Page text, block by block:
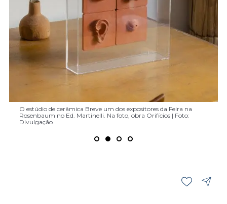
O estúdio Arado um dos expositores da Feira na Rosenbaum no Ed.
Martinelli. Na foto um dos calendários da marca | Foto: Divulgação
Jalapoeira Apurada é a mostra promovida pelo instituto A Gente
Transfora, no Ed. Martinelli | Foto: Loiro Cunha/ Divulgação
O estúdio de cerâmica Breve um dos expositores da Feira na
Rosenbaum no Ed. Martinelli. Na foto, obra Orifícios | Foto:
Divulgação
Ana Regal é uma das expositoras da Feira na Rosenbaum no Ed.
Martinelli. Na foto, espelho pequeno Barzinho | Foto: Divulgação
O estúdio Arado um dos expositores da Feira na Rosenbaum no Ed.
Martinelli. Na foto um dos calendários da marca | Foto: Divulgação
Jalapoeira Apurada é a mostra promovida pelo instituto A Gente
Transfora, no Ed. Martinelli | Foto: Loiro Cunha/ Divulgação